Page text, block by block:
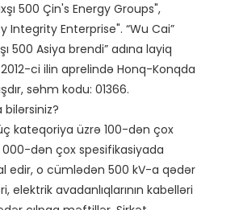
500 Çin's Energy Groups",
Integrity Enterprise". “Wu Cai”
500 Asiya brendi” adına layiq
ci ilin aprelində Honq-Konqda
səhm kodu: 01366.
bilərsiniz?
kateqoriya üzrə 100-dən çox
dən çox spesifikasiyada
edir, o cümlədən 500 kV-a qədər
elektrik avadanlıqlarının kabelləri